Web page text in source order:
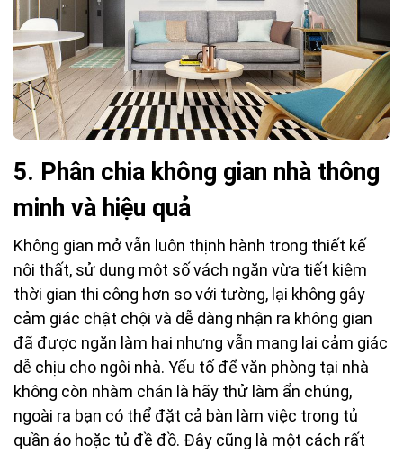
5. Phân chia không gian nhà thông
minh và hiệu quả
Không gian mở vẫn luôn thịnh hành trong thiết kế
nội thất, sử dụng một số vách ngăn vừa tiết kiệm
thời gian thi công hơn so với tường, lại không gây
cảm giác chật chội và dễ dàng nhận ra không gian
đã được ngăn làm hai nhưng vẫn mang lại cảm giác
dễ chịu cho ngôi nhà. Yếu tố để văn phòng tại nhà
không còn nhàm chán là hãy thử làm ẩn chúng,
ngoài ra bạn có thể đặt cả bàn làm việc trong tủ
quần áo hoặc tủ đề đồ. Đây cũng là một cách rất